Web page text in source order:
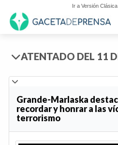
Ir a Versión
ATENTADO DEL 11
Grande-Marlaska
recordar y honrar a las
terrorismo